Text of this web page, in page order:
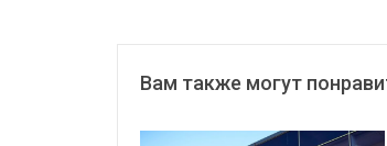
Вам также могут